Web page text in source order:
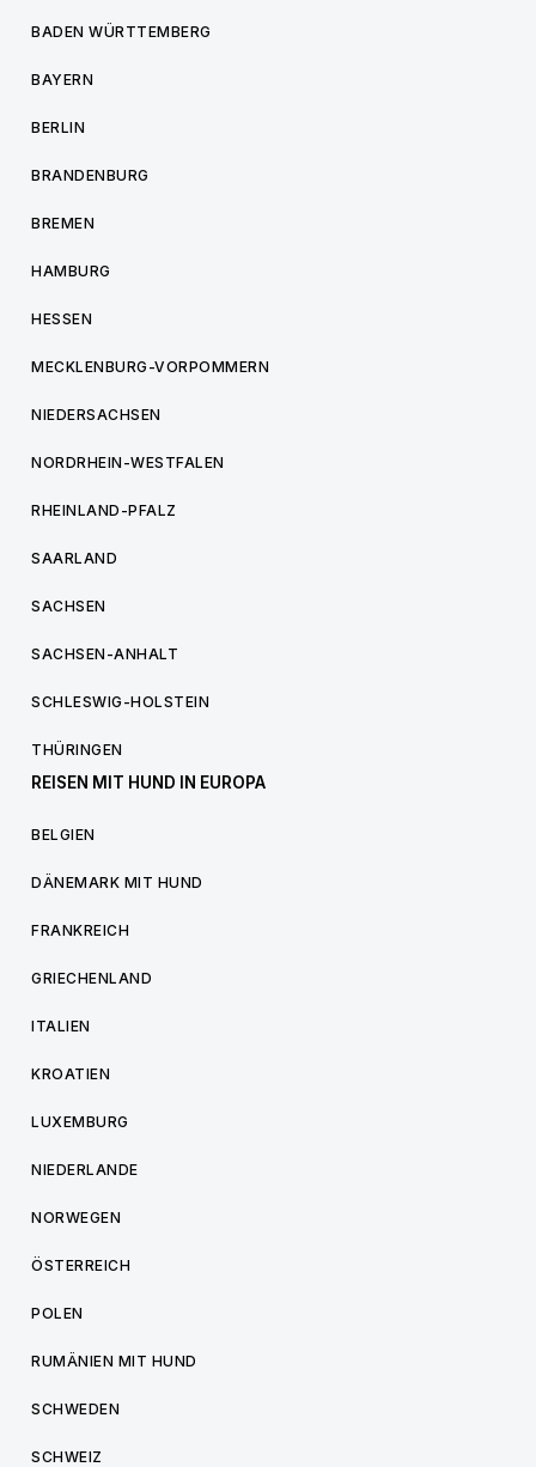
BADEN WÜRTTEMBERG
BAYERN
BERLIN
BRANDENBURG
BREMEN
HAMBURG
HESSEN
MECKLENBURG-VORPOMMERN
NIEDERSACHSEN
NORDRHEIN-WESTFALEN
RHEINLAND-PFALZ
SAARLAND
SACHSEN
SACHSEN-ANHALT
SCHLESWIG-HOLSTEIN
THÜRINGEN
REISEN MIT HUND IN EUROPA
BELGIEN
DÄNEMARK MIT HUND
FRANKREICH
GRIECHENLAND
ITALIEN
KROATIEN
LUXEMBURG
NIEDERLANDE
NORWEGEN
ÖSTERREICH
POLEN
RUMÄNIEN MIT HUND
SCHWEDEN
SCHWEIZ